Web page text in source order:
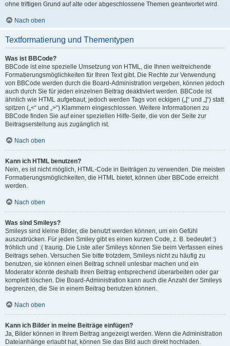
ohne triftigen Grund auf alte oder abgeschlossene Themen geantwortet wird.
Nach oben
Textformatierung und Thementypen
Was ist BBCode?
BBCode ist eine spezielle Umsetzung von HTML, die Ihnen weitreichende
Formatierungsmöglichkeiten für Ihren Text gibt. Die Rechte zur Verwendung
von BBCode werden durch die Board-Administration vergeben, können jedoch
auch durch Sie für jeden einzelnen Beitrag deaktiviert werden. BBCode ist
ähnlich wie HTML aufgebaut, jedoch werden Tags von eckigen („[“ und „]“) statt
spitzen („<“ und „>“) Klammern eingeschlossen. Weitere Informationen zu
BBCode finden Sie auf einer speziellen Hilfe-Seite, die von der Seite zur
Beitragserstellung aus zugänglich ist.
Nach oben
Kann ich HTML benutzen?
Nein, es ist nicht möglich, HTML-Code in Beiträgen zu verwenden. Die meisten
Formatierungsmöglichkeiten, die HTML bietet, können über BBCode erreicht
werden.
Nach oben
Was sind Smileys?
Smileys sind kleine Bilder, die benutzt werden können, um ein Gefühl
auszudrücken. Für jeden Smiley gibt es einen kurzen Code, z. B. bedeutet :)
fröhlich und :( traurig. Die Liste aller Smileys können Sie beim Verfassen eines
Beitrags sehen. Versuchen Sie bitte trotzdem, Smileys nicht zu häufig zu
benutzen, sie können einen Beitrag schnell unlesbar machen und ein
Moderator könnte deshalb Ihren Beitrag entsprechend überarbeiten oder gar
komplett löschen. Die Board-Administration kann auch die Anzahl der Smileys
begrenzen, die Sie in einem Beitrag benutzen können.
Nach oben
Kann ich Bilder in meine Beiträge einfügen?
Ja, Bilder können in Ihrem Beitrag angezeigt werden. Wenn die Administration
Dateianhänge erlaubt hat, können Sie das Bild auch direkt hochladen.